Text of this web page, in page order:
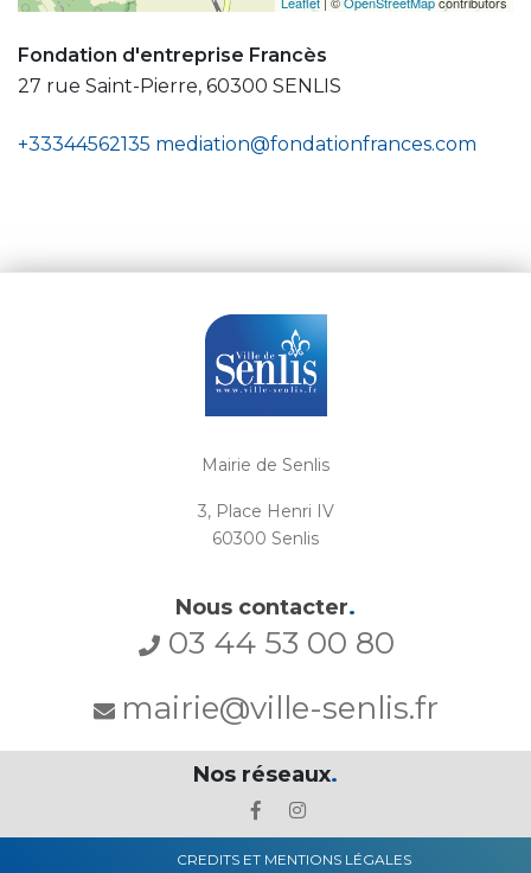
Fondation d'entreprise Francès
27 rue Saint-Pierre, 60300 SENLIS
+33344562135 mediation@fondationfrances.com
Mairie de Senlis
3, Place Henri IV
60300 Senlis
Nous contacter.
03 44 53 00 80
mairie@ville-senlis.fr
Nos réseaux.
CREDITS ET MENTIONS LÉGALES